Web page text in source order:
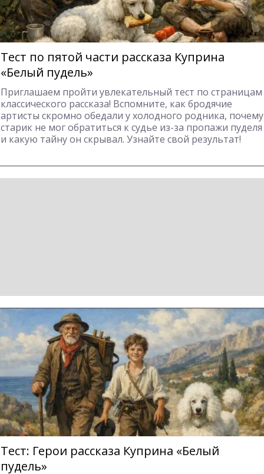
Тест по пятой части рассказа Куприна
«Белый пудель»
Приглашаем пройти увлекательный тест по страницам
классического рассказа! Вспомните, как бродячие
артисты скромно обедали у холодного родника, почему
старик не мог обратиться к судье из-за пропажи пуделя
и какую тайну он скрывал. Узнайте свой результат!
Тест: Герои рассказа Куприна «Белый
пудель»